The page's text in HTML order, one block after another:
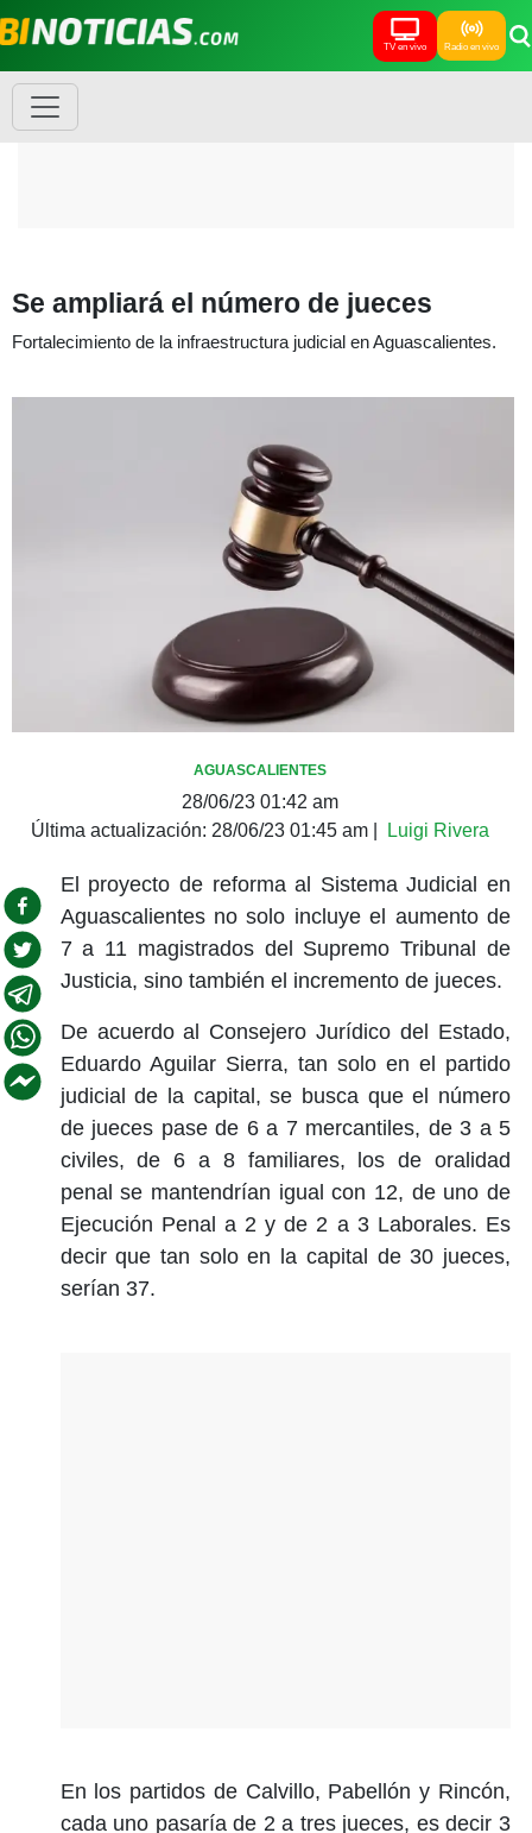
TV en vivo Radio en vivo
Se ampliará el número de jueces
Fortalecimiento de la infraestructura judicial en Aguascalientes.
AGUASCALIENTES
28/06/23 01:42 am
Última actualización: 28/06/23 01:45 am Luigi Rivera
El proyecto de reforma al Sistema Judicial en
Aguascalientes no solo incluye el aumento de
7 a 11 magistrados del Supremo Tribunal de
Justicia, sino también el incremento de jueces.
De acuerdo al Consejero Jurídico del Estado,
Eduardo Aguilar Sierra, tan solo en el partido
judicial de la capital, se busca que el número
de jueces pase de 6 a 7 mercantiles, de 3 a 5
civiles, de 6 a 8 familiares, los de oralidad
penal se mantendrían igual con 12, de uno de
Ejecución Penal a 2 y de 2 a 3 Laborales. Es
decir que tan solo en la capital de 30 jueces,
serían 37.
En los partidos de Calvillo, Pabellón y Rincón,
cada uno pasaría de 2 a tres jueces, es decir 3